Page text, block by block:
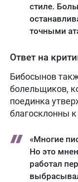
стиле.
точными
Ответ на
Бибосынов
болельщиков,
поединка
благосклонны
«Многие
Но это
работал